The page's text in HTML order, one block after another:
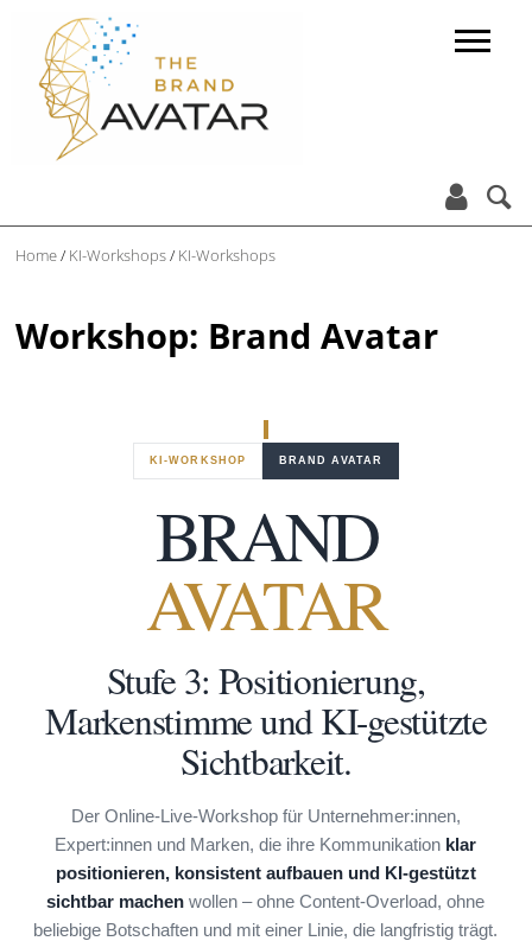
 
Home/ KI-Workshops/ KI-Workshops
Workshop: Brand Avatar
KI-WORKSHOP BRAND AVATAR
BRAND
AVATAR
Stufe 3: Positionierung,
Markenstimme und KI-gestützte
Sichtbarkeit.
Der Online-Live-Workshop für Unternehmer:innen,
Expert:innen und Marken, die ihre Kommunikation klar
positionieren, konsistent aufbauen und KI-gestützt
sichtbar machen wollen – ohne Content-Overload, ohne
beliebige Botschaften und mit einer Linie, die langfristig trägt.